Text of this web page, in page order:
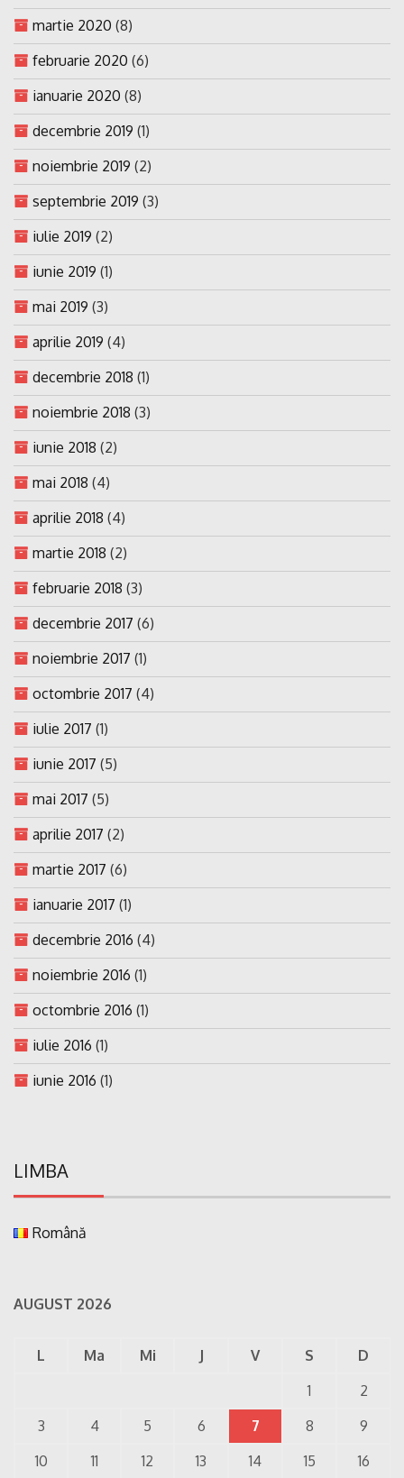
martie 2020 (8)
februarie 2020 (6)
ianuarie 2020 (8)
decembrie 2019 (1)
noiembrie 2019 (2)
septembrie 2019 (3)
iulie 2019 (2)
iunie 2019 (1)
mai 2019 (3)
aprilie 2019 (4)
decembrie 2018 (1)
noiembrie 2018 (3)
iunie 2018 (2)
mai 2018 (4)
aprilie 2018 (4)
martie 2018 (2)
februarie 2018 (3)
decembrie 2017 (6)
noiembrie 2017 (1)
octombrie 2017 (4)
iulie 2017 (1)
iunie 2017 (5)
mai 2017 (5)
aprilie 2017 (2)
martie 2017 (6)
ianuarie 2017 (1)
decembrie 2016 (4)
noiembrie 2016 (1)
octombrie 2016 (1)
iulie 2016 (1)
iunie 2016 (1)
LIMBA
Română
AUGUST 2026
L Ma Mi J V S
D
1
2
3
4 5 6 7 8
9
10
11 12 13 14 15 16